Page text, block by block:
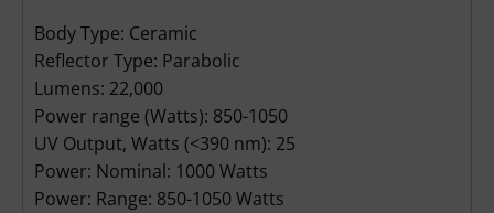
Cermax PE1000DUV Xenon Lampe
Body Type: Ceramic
Reflector Type: Parabolic
Lumens: 22,000
Power range (Watts): 850-1050
UV Output, Watts (<390 nm): 25
Power: Nominal: 1000 Watts
Power: Range: 850-1050 Watts